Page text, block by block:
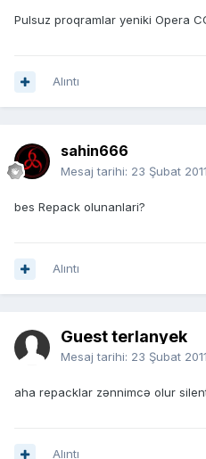
Pulsuz proqramlar yeniki Opera
Alıntı
sahin666
Mesaj tarihi: 23 Şubat 2011
bes Repack olunanlari?
Alıntı
Guest terlanyek
Mesaj tarihi: 23 Şubat 2011
aha repacklar zənnimcə olur
Alıntı